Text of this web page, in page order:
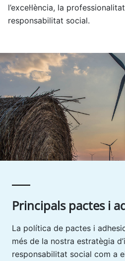
l’excel·lència, la
responsabilitat social.
Principals pactes i
La política de pactes i
més de la nostra estratègia
responsabilitat social com a